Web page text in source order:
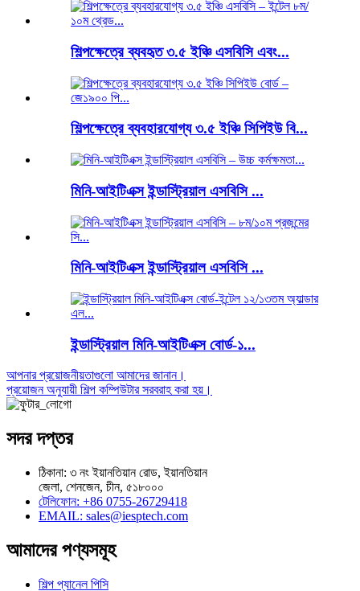
শিল্পক্ষেত্রে ব্যবহৃত ৩.৫ ইঞ্চি এসবিসি এবং...
শিল্পক্ষেত্রে ব্যবহারযোগ্য ৩.৫ ইঞ্চি সিপিইউ বি...
মিনি-আইটিএক্স ইন্ডাস্ট্রিয়াল এসবিসি ...
মিনি-আইটিএক্স ইন্ডাস্ট্রিয়াল এসবিসি ...
ইন্ডাস্ট্রিয়াল মিনি-আইটিএক্স বোর্ড-১...
আপনার প্রয়োজনীয়তাগুলো আমাদের জানান।
প্রয়োজন অনুযায়ী শিল্প কম্পিউটার সরবরাহ করা হয়।
সদর দপ্তর
ঠিকানা: ৩ নং ইয়ানতিয়ান রোড, ইয়ানতিয়ান
জেলা, শেনজেন, চীন, ৫১৮০০০
টেলিফোন: +86 0755-26729418
EMAIL: sales@iesptech.com
আমাদের পণ্যসমূহ
শিল্প প্যানেল পিসি